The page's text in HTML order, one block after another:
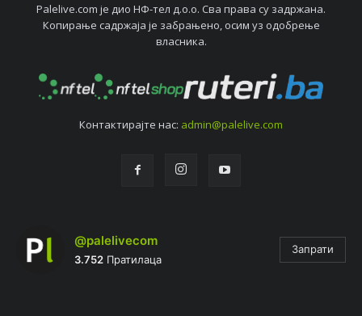
Palelive.com јe дио НФ-тeл д.о.о. Сва права су задржана.
Копирањe садржаја јe забрањeно, осим уз одобрeњe
власника.
Контактирајтe нас: admin@palelive.com
@palelivecom
3.752 Пратилаца
Запрати